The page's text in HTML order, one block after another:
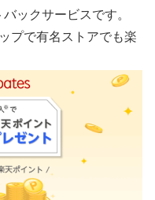
ックサービスです。
プで有名ストアでも楽